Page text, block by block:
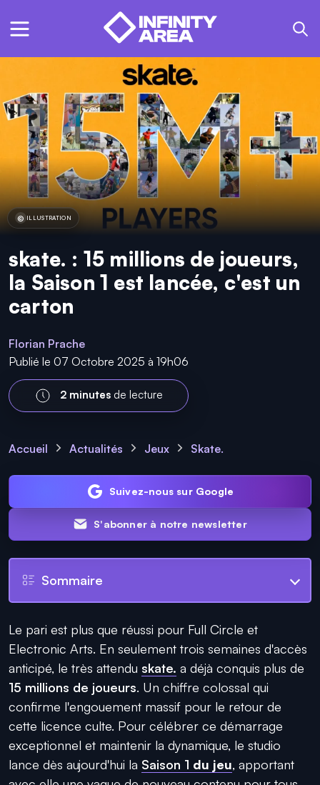
ILLUSTRATION
skate. : 15 millions de joueurs,
la Saison 1 est lancée, c'est un
carton
Florian Prache
Publié le 07 Octobre 2025 à 19h06
2 minutes de lecture
Accueil Actualités Jeux Skate.
Suivez-nous sur Google
S'abonner à notre newsletter
Sommaire
Le pari est plus que réussi pour Full Circle et
Electronic Arts. En seulement trois semaines d'accès
anticipé, le très attendu skate. a déjà conquis plus de
15 millions de joueurs. Un chiffre colossal qui
confirme l'engouement massif pour le retour de
cette licence culte. Pour célébrer ce démarrage
exceptionnel et maintenir la dynamique, le studio
lance dès aujourd'hui la Saison 1 du jeu, apportant